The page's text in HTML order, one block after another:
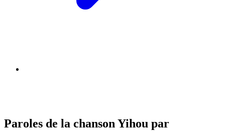
Paroles de la chanson Yihou par